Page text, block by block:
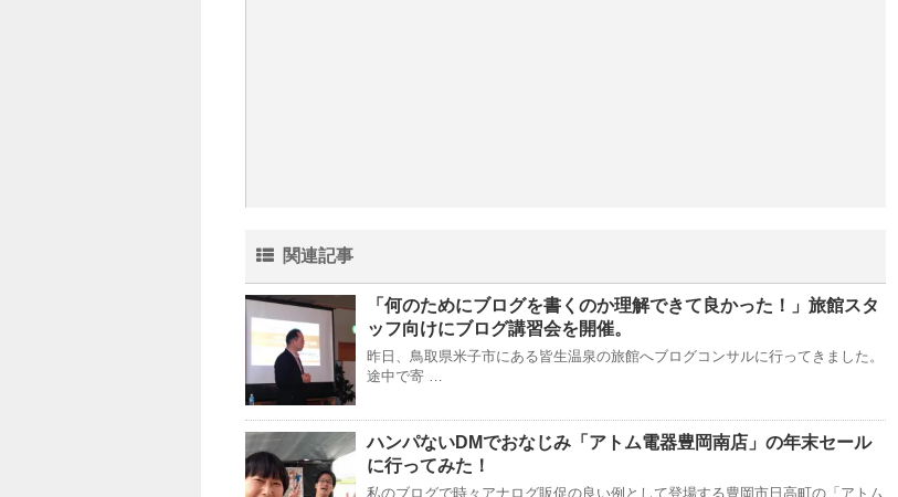
関連記事
「何のためにブログを書くのか理解できて良かった！」旅館スタ
ッフ向けにブログ講習会を開催。
昨日、鳥取県米子市にある皆生温泉の旅館へブログコンサルに行ってきました。
途中で寄 …
ハンパないDMでおなじみ「アトム電器豊岡南店」の年末セール
に行ってみた！
私のブログで時々アナログ販促の良い例として登場する豊岡市日高町の「アトム